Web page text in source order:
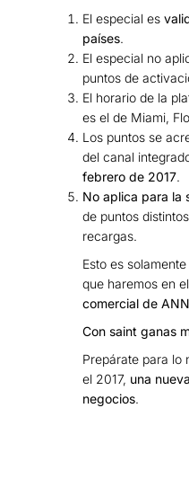
El especial es
países.
El especial no
puntos de
El horario de la
es el de Miami,
Los puntos se
del canal
febrero de 2017.
No aplica para la
de puntos
recargas.
Esto es
que haremos en
comercial de
Con saint ganas
Prepárate para lo
el 2017, una
negocios.